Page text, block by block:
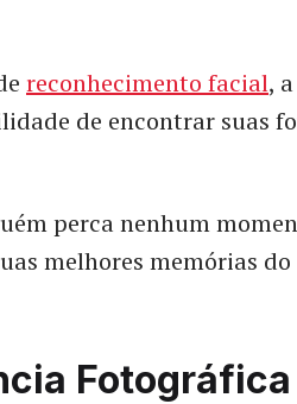
reconhecimento facial, a
de encontrar suas
perca nenhum
melhores memórias do